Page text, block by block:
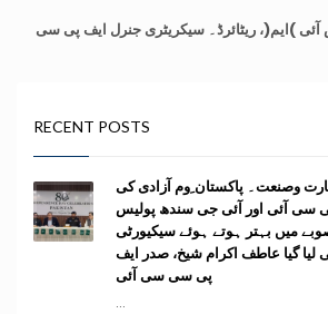
آئی )ایم(، ریٹائرڈ۔ سیکریٹری جنرل ایف پی سی
RECENT POSTS
وصنعت۔ پاکستان ِوم آزادی کی
سی آئی اور آئی جی سندھ پولیس
میں بہتر ہوتے ہوئے سیکیورٹی
لیا گیا عاطف اکرام شیخ، صدر ایف
پی سی سی آئی
...